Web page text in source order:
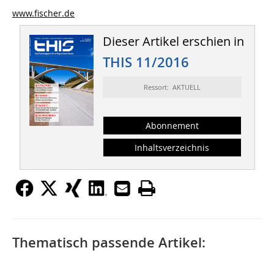
www.fischer.de
Dieser Artikel erschien in
THIS 11/2016
Ressort: AKTUELL
Abonnement
Inhaltsverzeichnis
Thematisch passende Artikel: